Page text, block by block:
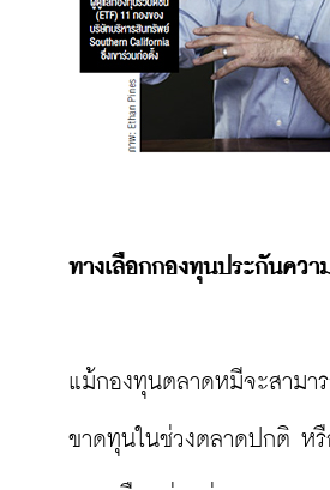
ทางเลือกกองทุนประกันควา
แม้กองทุนตลาดหมีจะสามา
ขาดทุนในช่วงตลาดปกติ หรื